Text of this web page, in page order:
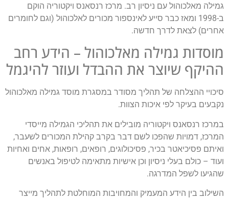
גמילה מאלכוהול עם ניסיון רב. מרכז רנסאנס ויקטוריה הוקם
ב-1998 ומאז כבר סייע לאינספור מכורים לאלכוהול (וגם לחומרים
אחרים) לצאת לדרך חדשה.
מוסדות גמילה מאלכוהול – הידע רחב
ההיקף שיוצר את ההבדל ועוזר להיגמל
סיכויי ההצלחה של תהליך מסודר במסגרת מוסד גמילה מאלכוהול
נקבעים בעיקר לפי איכות הצוות.
במרכז רנסאנס ויקטוריה מובילים את תהליכי הגמילה מייסדי
המרכז, דמויות שהפכו לשם דבר בקרב קהילת המכורים לשעבר,
ואיתם פסיכיאטר בכיר, פסיכולוגים, רופאים, רופאות, אחים ואחיות
ועוד – כולם בעלי ניסיון וכן אישיות מתאימה לטיפול באנשים
שהגיעו לשפל המדרגה.
השילוב בין הידע המעמיק והמחויבות המוחלטת לתהליך מייצר